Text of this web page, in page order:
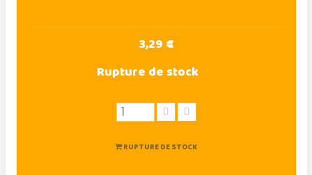
3,29 €
Rupture de stock
RUPTURE DE STOCK